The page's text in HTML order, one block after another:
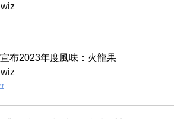
布2023年度風味：火龍果